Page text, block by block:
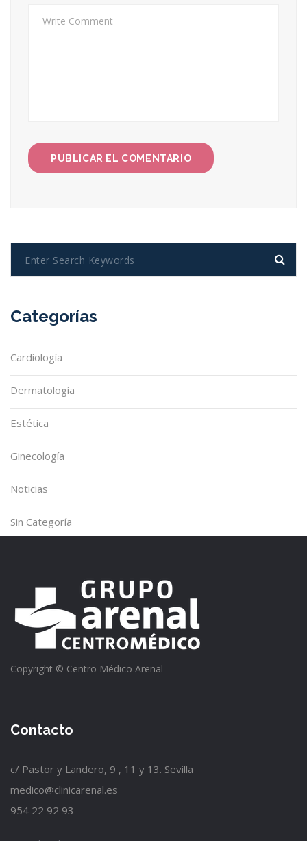
Categorías
Cardiología
Dermatología
Estética
Ginecología
Noticias
Sin Categoría
Copyright © Centro Médico Arenal
Contacto
c/ Pastor y Landero, 9 , 11 y 13. Sevilla
medico@clinicarenal.es
954 22 92 93